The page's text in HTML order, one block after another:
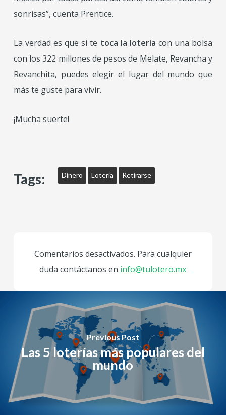
sonrisas”, cuenta Prentice.
La verdad es que si te toca la lotería con una bolsa
con los 322 millones de pesos de Melate, Revancha y
Revanchita, puedes elegir el lugar del mundo que
más te guste para vivir.
¡Mucha suerte!
Tags: Dinero Lotería Retirarse
Comentarios desactivados. Para cualquier
duda contáctanos en info@tulotero.mx
Previous Post
Las 5 loterías más populares del
mundo